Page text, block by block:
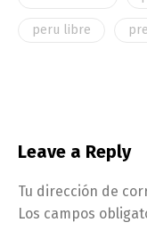
peru libre
Leave a Reply
Tu dirección de
Los campos